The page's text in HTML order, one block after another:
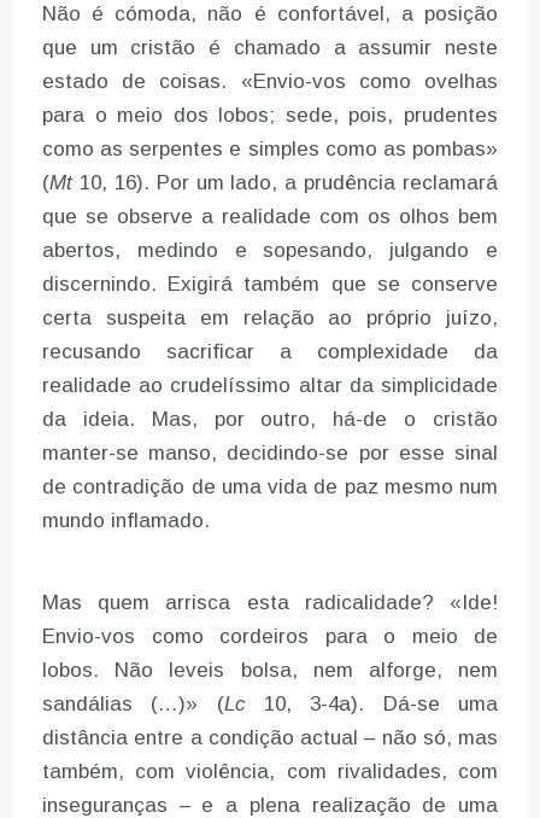
Não é cómoda, não é confortável, a posição
que um cristão é chamado a assumir neste
estado de coisas. «Envio-vos como ovelhas
para o meio dos lobos; sede, pois, prudentes
como as serpentes e simples como as pombas»
(Mt 10, 16). Por um lado, a prudência reclamará
que se observe a realidade com os olhos bem
abertos, medindo e sopesando, julgando e
discernindo. Exigirá também que se conserve
certa suspeita em relação ao próprio juízo,
recusando sacrificar a complexidade da
realidade ao crudelíssimo altar da simplicidade
da ideia. Mas, por outro, há-de o cristão
manter-se manso, decidindo-se por esse sinal
de contradição de uma vida de paz mesmo num
mundo inflamado.
Mas quem arrisca esta radicalidade? «Ide!
Envio-vos como cordeiros para o meio de
lobos. Não leveis bolsa, nem alforge, nem
sandálias (…)» (Lc 10, 3-4a). Dá-se uma
distância entre a condição actual – não só, mas
também, com violência, com rivalidades, com
inseguranças – e a plena realização de uma